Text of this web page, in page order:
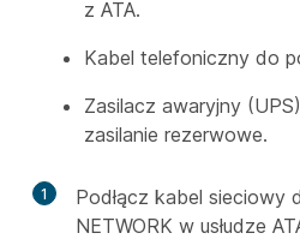
z ATA.
Kabel telefoniczny do
Zasilacz awaryjny
zasilanie rezerwowe.
1
Podłącz kabel sieciowy
NETWORK w usłudze